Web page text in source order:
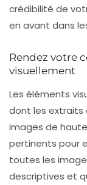
crédibilité de
en avant dans
Rendez votre
visuellement
Les éléments
dont les extraits
images de
pertinents pour
toutes les
descriptives et